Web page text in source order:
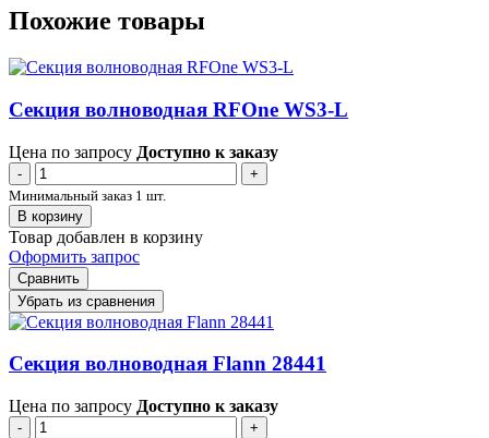
Похожие товары
Секция волноводная RFOne WS3-L
Цена по запросу Доступно к заказу
-
+
Минимальный заказ 1 шт.
В корзину
Товар добавлен в корзину
Оформить запрос
Сравнить
Убрать из сравнения
Секция волноводная Flann 28441
Цена по запросу Доступно к заказу
-
+